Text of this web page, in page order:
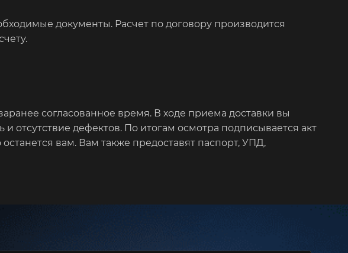
документы. Расчет по договору производится
согласованное время. В ходе приема доставки вы
отсутствие дефектов. По итогам осмотра подписывается акт
вам. Вам также предоставят паспорт, УПД,